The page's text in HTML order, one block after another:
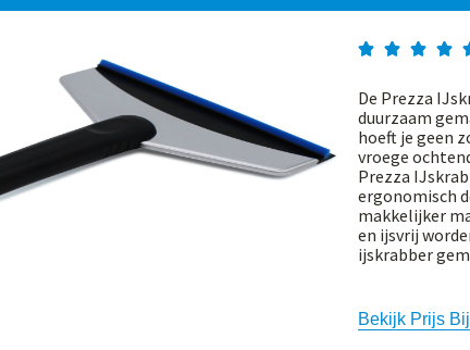
   
De Prezza
duurzaam
hoeft je geen
vroege
Prezza
ergonomisch
makkelijker
en ijsvrij
ijskrabber
Bekijk Prijs